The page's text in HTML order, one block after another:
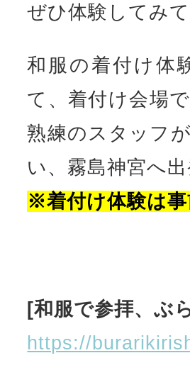
ぜひ体験してみ
和服の着付け体
て、着付け会場
熟練のスタッフ
い、霧島神宮へ出
※着付け体験は
[和服で参拝、ぶ
https://